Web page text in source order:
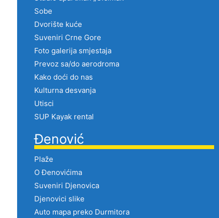
Sobe
Dvorište kuće
Suveniri Crne Gore
Foto galerija smjestaja
Prevoz sa/do aerodroma
Kako doći do nas
Kulturna desvanja
Utisci
SUP Kayak rental
Đenović
Plaže
O Đenovićima
Suveniri Djenovica
Djenovici slike
Auto mapa preko Durmitora